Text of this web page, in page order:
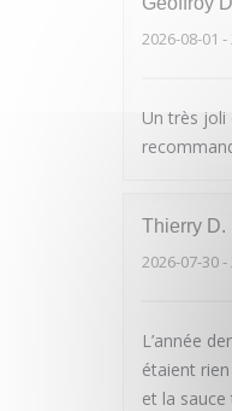
2026-08-01 -
Un très joli
Thierry D
2026-07-30-
L’année
étaient
et la sauce